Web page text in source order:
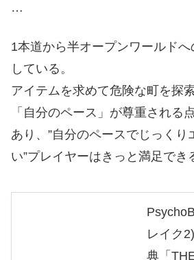
…
1本道から半オープンワールド
している。
アイテムを求めて危険な町を探
「自分のペース」が尊重される
あり、”自分のペースでじっくり
い”プレイヤーはきっと満足でき
レイク
典「